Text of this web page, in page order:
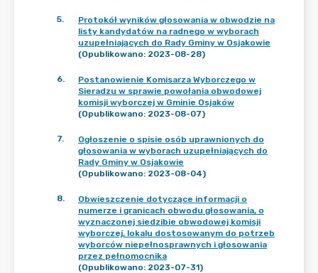
5.
Protokół wyników głosowania w obwodzie na
listy kandydatów na radnego w wyborach
uzupełniających do Rady Gminy w Osjakowie
(Opublikowano: 2023-08-28)
6.
Postanowienie Komisarza Wyborczego w
Sieradzu w sprawie powołania obwodowej
komisji wyborczej w Gminie Osjaków
(Opublikowano: 2023-08-07)
7.
Ogłoszenie o spisie osób uprawnionych do
głosowania w wyborach uzupełniających do
Rady Gminy w Osjakowie
(Opublikowano: 2023-08-04)
8.
Obwieszczenie dotyczące informacji o
numerze i granicach obwodu głosowania, o
wyznaczonej siedzibie obwodowej komisji
wyborczej, lokalu dostosowanym do potrzeb
wyborców niepełnosprawnych i głosowania
przez pełnomocnika
(Opublikowano: 2023-07-31)